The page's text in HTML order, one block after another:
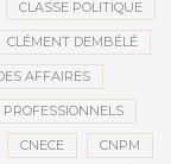
CLASSE POLITIQUE
CLÉMENT DEMBÉLÉ
AFFAIRES
CNECE CNPM